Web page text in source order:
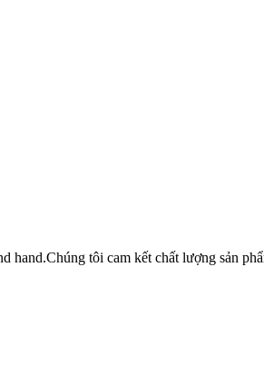
hand.Chúng tôi cam kết chất lượng sản